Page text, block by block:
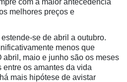
melhores preços e
se de abril a outubro.
menos que
abril, maio e junho são os meses
os amantes da vida
mais hipótese de avistar